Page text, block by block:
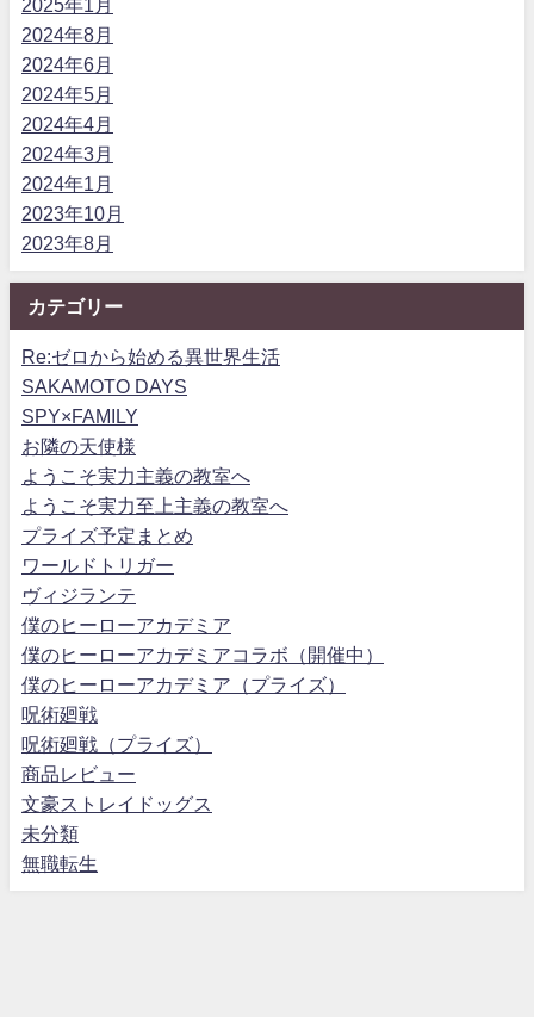
2025年1月
2024年8月
2024年6月
2024年5月
2024年4月
2024年3月
2024年1月
2023年10月
2023年8月
カテゴリー
Re:ゼロから始める異世界生活
SAKAMOTO DAYS
SPY×FAMILY
お隣の天使様
ようこそ実力主義の教室へ
ようこそ実力至上主義の教室へ
プライズ予定まとめ
ワールドトリガー
ヴィジランテ
僕のヒーローアカデミア
僕のヒーローアカデミアコラボ（開催中）
僕のヒーローアカデミア（プライズ）
呪術廻戦
呪術廻戦（プライズ）
商品レビュー
文豪ストレイドッグス
未分類
無職転生